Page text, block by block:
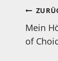
Mein
of